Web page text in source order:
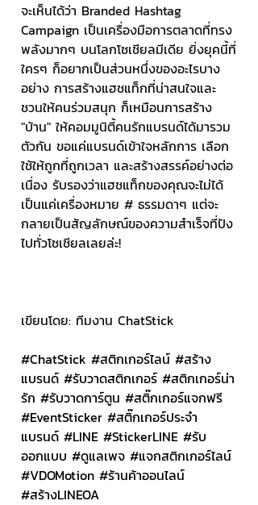
จะเห็นได้ว่า Branded Hashtag
Campaign เป็นเครื่องมือการตลาดที่ทรง
พลังมากๆ บนโลกโซเชียลมีเดีย ยิ่งยุคนี้ที่
ใครๆ ก็อยากเป็นส่วนหนึ่งของอะไรบาง
อย่าง การสร้างแฮชแท็กที่น่าสนใจและ
ชวนให้คนร่วมสนุก ก็เหมือนการสร้าง
"บ้าน" ให้คอมมูนิตี้คนรักแบรนด์ได้มารวม
ตัวกัน ขอแค่แบรนด์เข้าใจหลักการ เลือก
ใช้ให้ถูกที่ถูกเวลา และสร้างสรรค์อย่างต่อ
เนื่อง รับรองว่าแฮชแท็กของคุณจะไม่ได้
เป็นแค่เครื่องหมาย # ธรรมดาๆ แต่จะ
กลายเป็นสัญลักษณ์ของความสำเร็จที่ปัง
ไปทั่วโซเชียลเลยล่ะ!
เขียนโดย: ทีมงาน ChatStick
#ChatStick #สติกเกอร์ไลน์ #สร้าง
แบรนด์ #รับวาดสติกเกอร์ #สติกเกอร์น่า
รัก #รับวาดการ์ตูน #สติ๊กเกอร์แจกฟรี
#EventSticker #สติ๊กเกอร์ประจำ
แบรนด์ #LINE #StickerLINE #รับ
ออกแบบ #ดูแลเพจ #แจกสติกเกอร์ไลน์
#VDOMotion #ร้านค้าออนไลน์
#สร้างLINEOA